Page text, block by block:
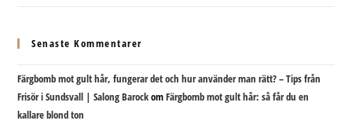
Senaste Kommentarer
Färgbomb mot gult hår, fungerar det och hur använder man rätt? – Tips från
Frisör i Sundsvall | Salong BarockomFärgbomb mot gult hår: så får du en
kallare blond ton